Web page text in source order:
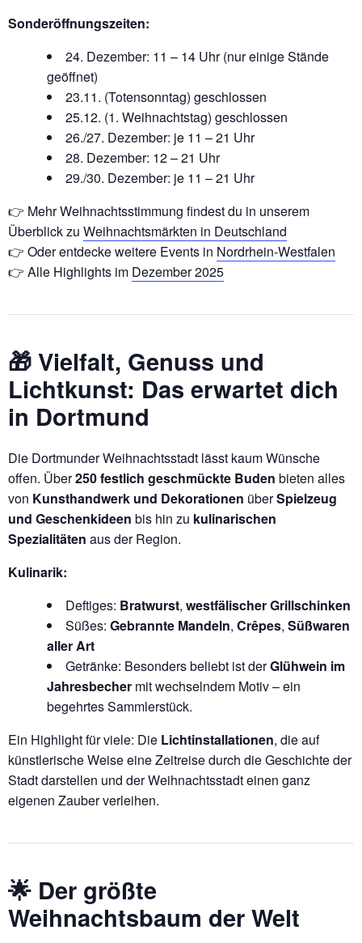
Sonderöffnungszeiten:
24. Dezember: 11 – 14 Uhr (nur einige Stände
geöffnet)
23.11. (Totensonntag) geschlossen
25.12. (1. Weihnachtstag) geschlossen
26./27. Dezember: je 11 – 21 Uhr
28. Dezember: 12 – 21 Uhr
29./30. Dezember: je 11 – 21 Uhr
👉 Mehr Weihnachtsstimmung findest du in unserem
Überblick zu Weihnachtsmärkten in Deutschland
👉 Oder entdecke weitere Events in Nordrhein-Westfalen
👉 Alle Highlights im Dezember 2025
🎁 Vielfalt, Genuss und
Lichtkunst: Das erwartet dich
in Dortmund
Die Dortmunder Weihnachtsstadt lässt kaum Wünsche
offen. Über250 festlich geschmückte Buden bieten alles
von Kunsthandwerk und Dekorationen überSpielzeug
und Geschenkideen bis hin zu kulinarischen
Spezialitäten aus der Region.
Kulinarik:
Deftiges: Bratwurst, westfälischer Grillschinken
Süßes: Gebrannte Mandeln, Crêpes, Süßwaren
aller Art
Getränke: Besonders beliebt ist derGlühwein im
Jahresbecher mit wechselndem Motiv – ein
begehrtes Sammlerstück.
Ein Highlight für viele: Die Lichtinstallationen, die auf
künstlerische Weise eine Zeitreise durch die Geschichte der
Stadt darstellen und der Weihnachtsstadt einen ganz
eigenen Zauber verleihen.
🌟 Der größte
Weihnachtsbaum der Welt